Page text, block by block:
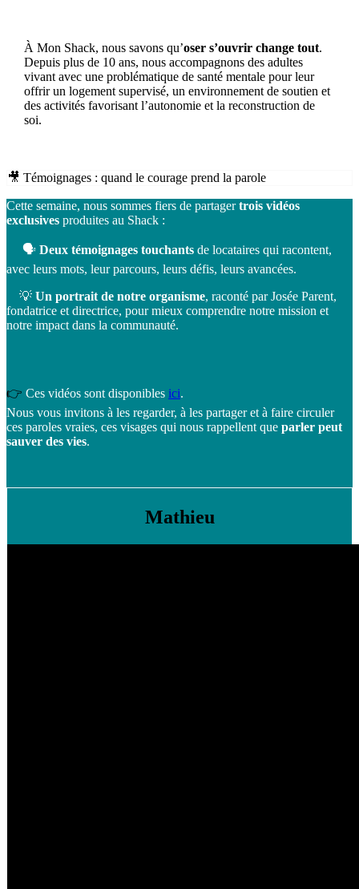
À Mon Shack, nous savons qu’oser s’ouvrir change tout.
Depuis plus de 10 ans, nous accompagnons des adultes
vivant avec une problématique de santé mentale pour leur
offrir un logement supervisé, un environnement de soutien et
des activités favorisant l’autonomie et la reconstruction de
soi.
🎥 Témoignages : quand le courage prend la parole
Cette semaine, nous sommes fiers de partagertrois vidéos
exclusives produites au Shack :
🗣 Deux témoignages touchants de locataires qui racontent,
avec leurs mots, leur parcours, leurs défis, leurs avancées.
💡 Un portrait de notre organisme, raconté par Josée Parent,
fondatrice et directrice, pour mieux comprendre notre mission et
notre impact dans la communauté.
👉 Ces vidéos sont disponibles ici.
Nous vous invitons à les regarder, à les partager et à faire circuler
ces paroles vraies, ces visages qui nous rappellent que parler peut
sauver des vies.
Mathieu